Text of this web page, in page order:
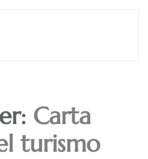
Carta
turismo